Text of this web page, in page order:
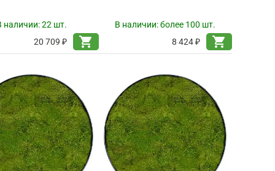
наличии:22 шт.
20 709 ₽
shopping_cart
В наличии:более 100 шт.
8 424 ₽
shopping_cart